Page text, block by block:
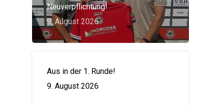
Neuverpflichtung!
9. August 2026
Aus in der 1. Runde!
9. August 2026